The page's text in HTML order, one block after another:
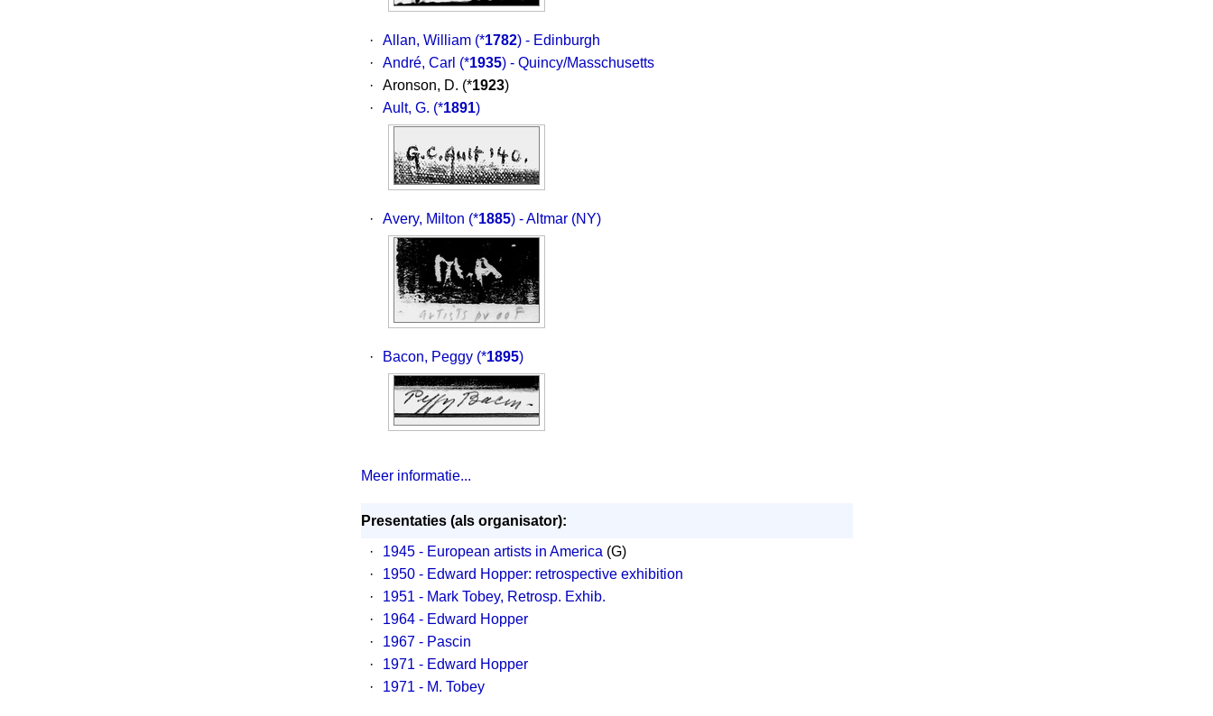
· Allan, William (*1782) - Edinburgh
·
André, Carl (*1935) - Quincy/Masschusetts
·
Aronson, D. (*1923)
·
Ault, G. (*1891)
· Avery, Milton (*1885) - Altmar (NY)
· Bacon, Peggy (*1895)
Meer informatie...
Presentaties (als organisator):
·
1945 - European artists in America (G)
·
1950 - Edward Hopper: retrospective exhibition
·
1951 - Mark Tobey, Retrosp. Exhib.
·
1964 - Edward Hopper
·
1967 - Pascin
·
1971 - Edward Hopper
·
1971 - M. Tobey